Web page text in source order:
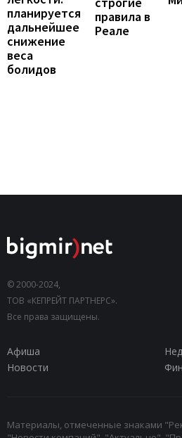
планируется
дальнейшее
снижение
веса
болидов
правила в
Реале
© 2000-2024,
ТОВ «КЕПРЕЙТ ПАРТНЕРС».
Все права защищены.
Афиша
Новости
Материалы, отмеченные знаками